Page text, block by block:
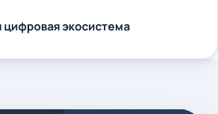
цифровая экосистема